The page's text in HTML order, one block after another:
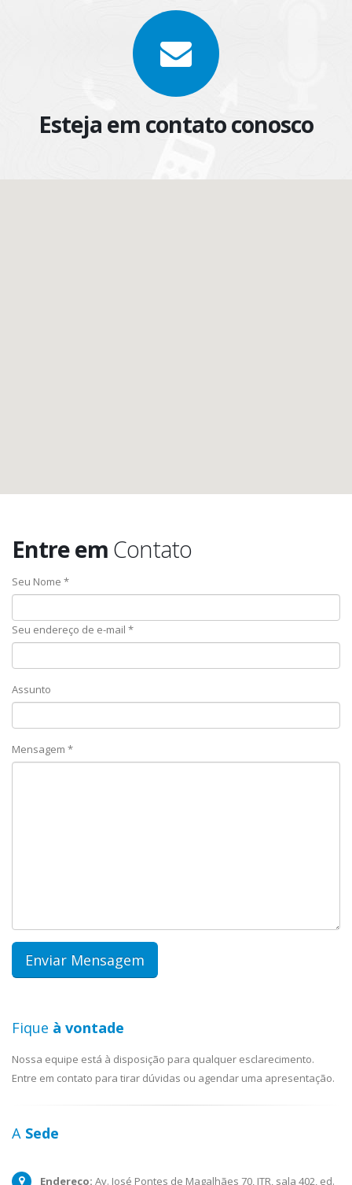
Esteja em contato conosco
Entre em Contato
Seu Nome *
Seu endereço de e-mail *
Assunto
Mensagem *
Fique à vontade
Nossa equipe está à disposição para qualquer esclarecimento.
Entre em contato para tirar dúvidas ou agendar uma apresentação.
A Sede
Endereço: Av. José Pontes de Magalhães 70, JTR, sala 402, ed.